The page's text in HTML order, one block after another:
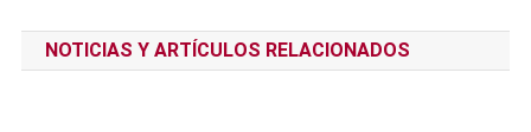
de
entradas
NOTICIAS Y ARTÍCULOS RELACIONADOS